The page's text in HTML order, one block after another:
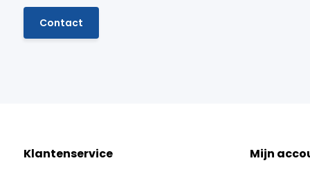
Contact
Klantenservice Mijn